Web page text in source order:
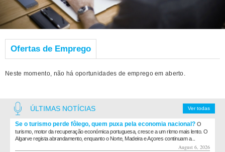
Ofertas de Emprego
Neste momento, não há oportunidades de emprego em aberto.
Ver todas
ÚLTIMAS NOTÍCIAS
Se o turismo perde fôlego, quem puxa pela economia nacional? O
turismo, motor da recuperação económica portuguesa, cresce a um ritmo mais lento. O
Algarve regista abrandamento, enquanto o Norte, Madeira e Açores continuam a...
August 6, 2026